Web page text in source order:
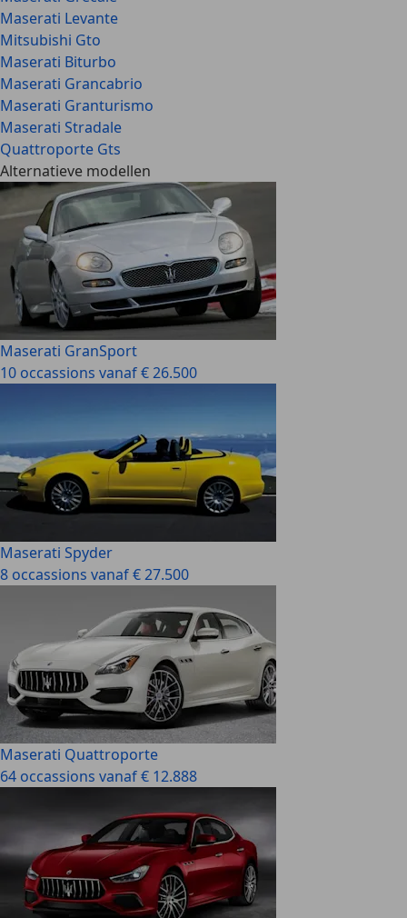
Maserati Levante
Mitsubishi Gto
Maserati Biturbo
Maserati Grancabrio
Maserati Granturismo
Maserati Stradale
Quattroporte Gts
Alternatieve modellen
Maserati GranSport
10 occassions vanaf € 26.500
Maserati Spyder
8 occassions vanaf € 27.500
Maserati Quattroporte
64 occassions vanaf € 12.888